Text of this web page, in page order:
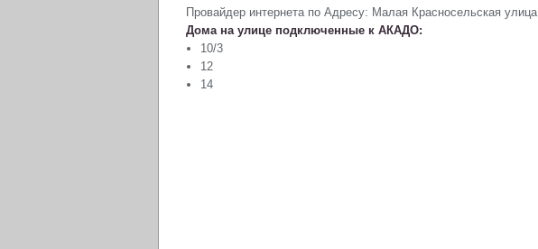
Провайдер интернета по Адресу: Малая Красносельская улица
Дома на улице подключенные к АКАДО:
10/3
12
14